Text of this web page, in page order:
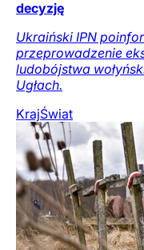
decyzję
Ukraiński IPN
przeprowadzenie
ludobójstwa
Ugłach.
KrajŚwiat